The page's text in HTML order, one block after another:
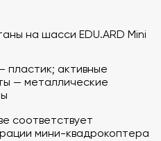
на шасси EDU.ARD Mini
пластик; активные
— металлические
соответствует
мини-квадрокоптера